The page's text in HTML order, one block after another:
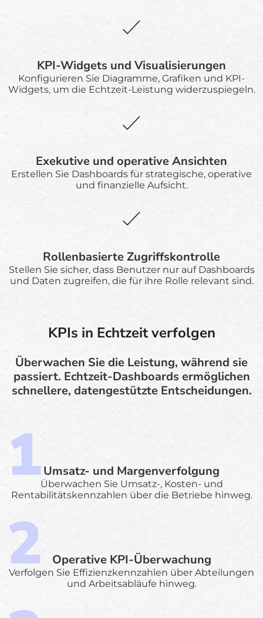
KPI-Widgets und Visualisierungen
Konfigurieren Sie Diagramme, Grafiken und KPI-
Widgets, um die Echtzeit-Leistung widerzuspiegeln.
Exekutive und operative Ansichten
Erstellen Sie Dashboards für strategische, operative
und finanzielle Aufsicht.
Rollenbasierte Zugriffskontrolle
Stellen Sie sicher, dass Benutzer nur auf Dashboards
und Daten zugreifen, die für ihre Rolle relevant sind.
KPIs in Echtzeit verfolgen
Überwachen Sie die Leistung, während sie
passiert. Echtzeit-Dashboards ermöglichen
schnellere, datengestützte Entscheidungen.
Umsatz- und Margenverfolgung
Überwachen Sie Umsatz-, Kosten- und
Rentabilitätskennzahlen über die Betriebe hinweg.
Operative KPI-Überwachung
Verfolgen Sie Effizienzkennzahlen über Abteilungen
und Arbeitsabläufe hinweg.